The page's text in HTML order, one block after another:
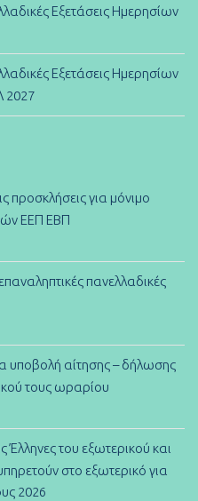
Εξετάσεις Ημερησίων
Εξετάσεις Ημερησίων
2027
προσκλήσεις για μόνιμο
ΕΕΠ ΕΒΠ
πανελλαδικές
υποβολή αίτησης – δήλωσης
τους ωραρίου
Έλληνες του εξωτερικού και
στο εξωτερικό για
2026